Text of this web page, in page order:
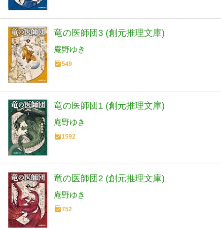
竜の医師団3 (創元推理文庫)
庵野ゆき
549
竜の医師団1 (創元推理文庫)
庵野ゆき
1592
竜の医師団2 (創元推理文庫)
庵野ゆき
752